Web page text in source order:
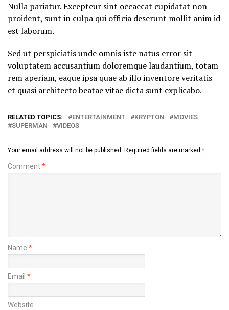
Nulla pariatur. Excepteur sint occaecat cupidatat non
proident, sunt in culpa qui officia deserunt mollit anim id
est laborum.
Sed ut perspiciatis unde omnis iste natus error sit
voluptatem accusantium doloremque laudantium, totam
rem aperiam, eaque ipsa quae ab illo inventore veritatis
et quasi architecto beatae vitae dicta sunt explicabo.
RELATED TOPICS: ENTERTAINMENT KRYPTON
MOVIES
SUPERMAN
VIDEOS
Your email address will not be published. Required fields are marked *
Comment*
Name *
Email *
Website